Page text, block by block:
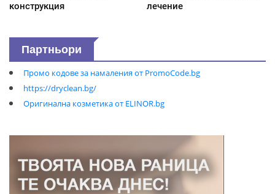
конструкция
лечение
Партньори
Промо кодове за намаления от PromoCode.bg
https://dryclean.bg/
Оригинална козметика от ELINOR.bg